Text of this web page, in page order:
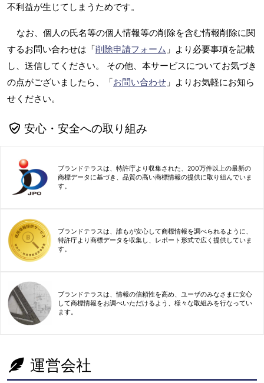
不利益が生じてしまうためです。
なお、個人の氏名等の個人情報等の削除を含む情報削除に関
するお問い合わせは「削除申請フォーム 」より必要事項を記載
し、送信してください。 その他、本サービスについてお気づき
の点がございましたら、「お問い合わせ 」よりお気軽にお知ら
せください。
安心・安全への取り組み
ブランドテラスは、特許庁より収集された、200万件以上の最新の
商標データに基づき、品質の高い商標情報の提供に取り組んでいま
す。
ブランドテラスは、誰もが安心して商標情報を調べられるように、
特許庁より商標データを収集し、レポート形式で広く提供していま
す。
ブランドテラスは、情報の信頼性を高め、ユーザのみなさまに安心
して商標情報をお調べいただけるよう、様々な取組みを行なってい
ます。
運営会社